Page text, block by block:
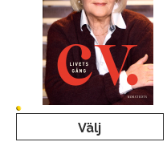
Välj